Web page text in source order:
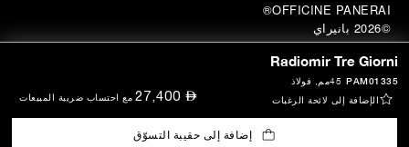
Radiomir Tre Giorni
45مم , فولاذ PAM01335
الإضافة إلى لائحة الرغبات ⃃ مع احتساب ضريبة المبيعات
إضافة إلى حقيبة التسوّق
OFFICINE PANERAI®
©2026 بانيراي
© 2026
بانيراي
P.I. 12155270155
بيانات فريق العمل